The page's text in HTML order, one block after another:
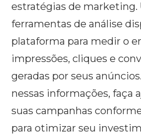
estratégias de marketing.
ferramentas de análise
plataforma para medir o
impressões, cliques e
geradas por seus
nessas informações, faça
suas campanhas
para otimizar seu